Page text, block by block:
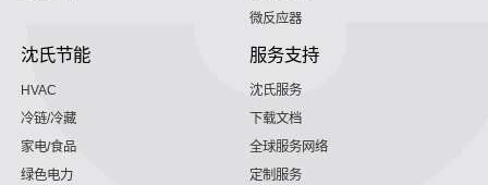
微反应器
沈氏节能
HVAC
冷链/冷藏
家电/食品
绿色电力
服务支持
沈氏服务
下载文档
全球服务网络
定制服务